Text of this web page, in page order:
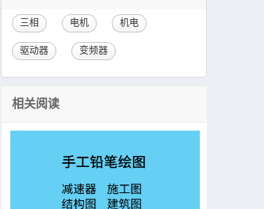
三相 电机 机电
驱动器 变频器
相关阅读